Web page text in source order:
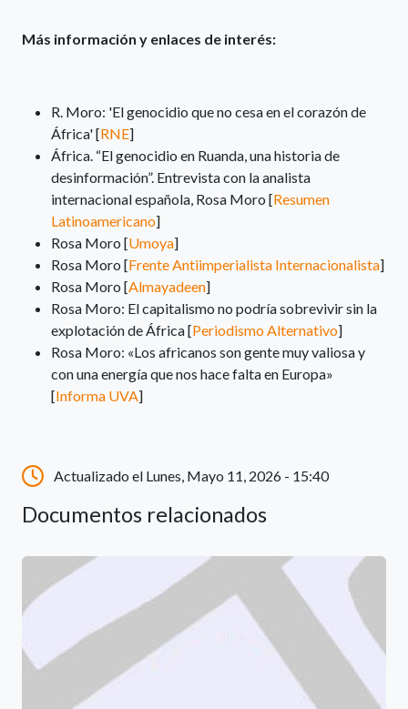
Más información y enlaces de interés:
R. Moro: 'El genocidio que no cesa en el corazón de
África' [RNE]
África. “El genocidio en Ruanda, una historia de
desinformación”. Entrevista con la analista
internacional española, Rosa Moro [Resumen
Latinoamericano]
Rosa Moro [Umoya]
Rosa Moro [Frente Antiimperialista Internacionalista]
Rosa Moro [Almayadeen]
Rosa Moro: El capitalismo no podría sobrevivir sin la
explotación de África [Periodismo Alternativo]
Rosa Moro: «Los africanos son gente muy valiosa y
con una energía que nos hace falta en Europa»
[Informa UVA]
Actualizado el Lunes, Mayo 11, 2026 - 15:40
Documentos relacionados